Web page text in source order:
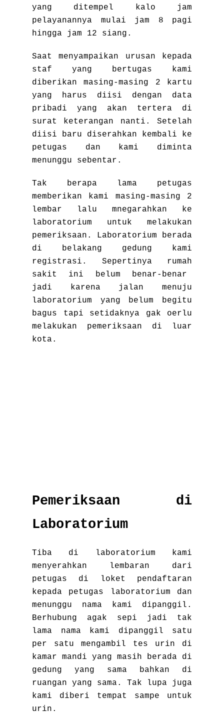
yang ditempel kalo jam
pelayanannya mulai jam 8 pagi
hingga jam 12 siang.
Saat menyampaikan urusan kepada
staf yang bertugas kami
diberikan masing-masing 2 kartu
yang harus diisi dengan data
pribadi yang akan tertera di
surat keterangan nanti. Setelah
diisi baru diserahkan kembali ke
petugas dan kami diminta
menunggu sebentar.
Tak berapa lama petugas
memberikan kami masing-masing 2
lembar lalu mnegarahkan ke
laboratorium untuk melakukan
pemeriksaan. Laboratorium berada
di belakang gedung kami
registrasi. Sepertinya rumah
sakit ini belum benar-benar
jadi karena jalan menuju
laboratorium yang belum begitu
bagus tapi setidaknya gak oerlu
melakukan pemeriksaan di luar
kota.
Pemeriksaan di
Laboratorium
Tiba di laboratorium kami
menyerahkan lembaran dari
petugas di loket pendaftaran
kepada petugas laboratorium dan
menunggu nama kami dipanggil.
Berhubung agak sepi jadi tak
lama nama kami dipanggil satu
per satu mengambil tes urin di
kamar mandi yang masih berada di
gedung yang sama bahkan di
ruangan yang sama. Tak lupa juga
kami diberi tempat sampe untuk
urin.